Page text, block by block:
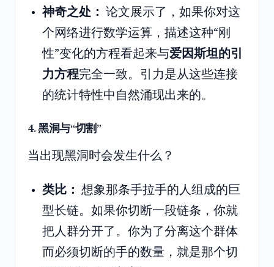
神奇之处： 论文展示了，如果你对这
个网络进行数学运算，描述这种“刚
性”变化的方程看起来与爱因斯坦的引
力方程完全一致。引力是从这些连接
的统计特性中自然涌现出来的。
4. 黑洞与“切割”
当出现黑洞时会发生什么？
类比： 想象那条手拉手的人组成的巨
型长链。如果你切断一段链条，你就
把人群分开了。你为了分离这个群体
而必须切断的手的数量，就是那个切